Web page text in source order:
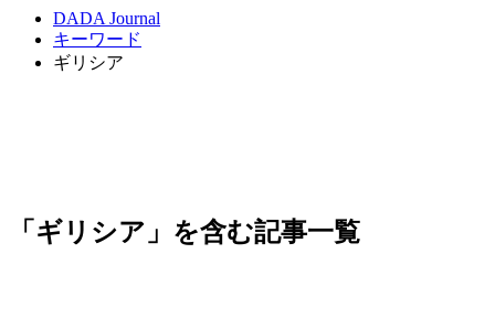
DADA Journal
キーワード
ギリシア
「ギリシア」を含む記事一覧